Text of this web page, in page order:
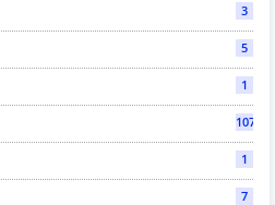
3
5
1
107
1
7